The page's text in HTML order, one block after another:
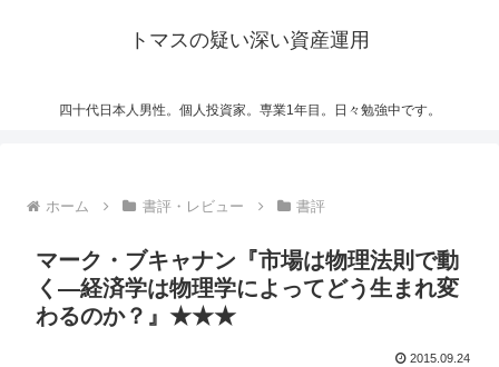
トマスの疑い深い資産運用
四十代日本人男性。個人投資家。専業1年目。日々勉強中です。
ホーム 書評・レビュー 書評
マーク・ブキャナン『市場は物理法則で動
く―経済学は物理学によってどう生まれ変
わるのか？』★★★
2015.09.24